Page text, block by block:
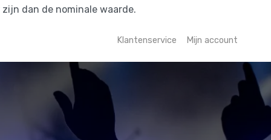
dan de nominale waarde.
Klantenservice Mijn account